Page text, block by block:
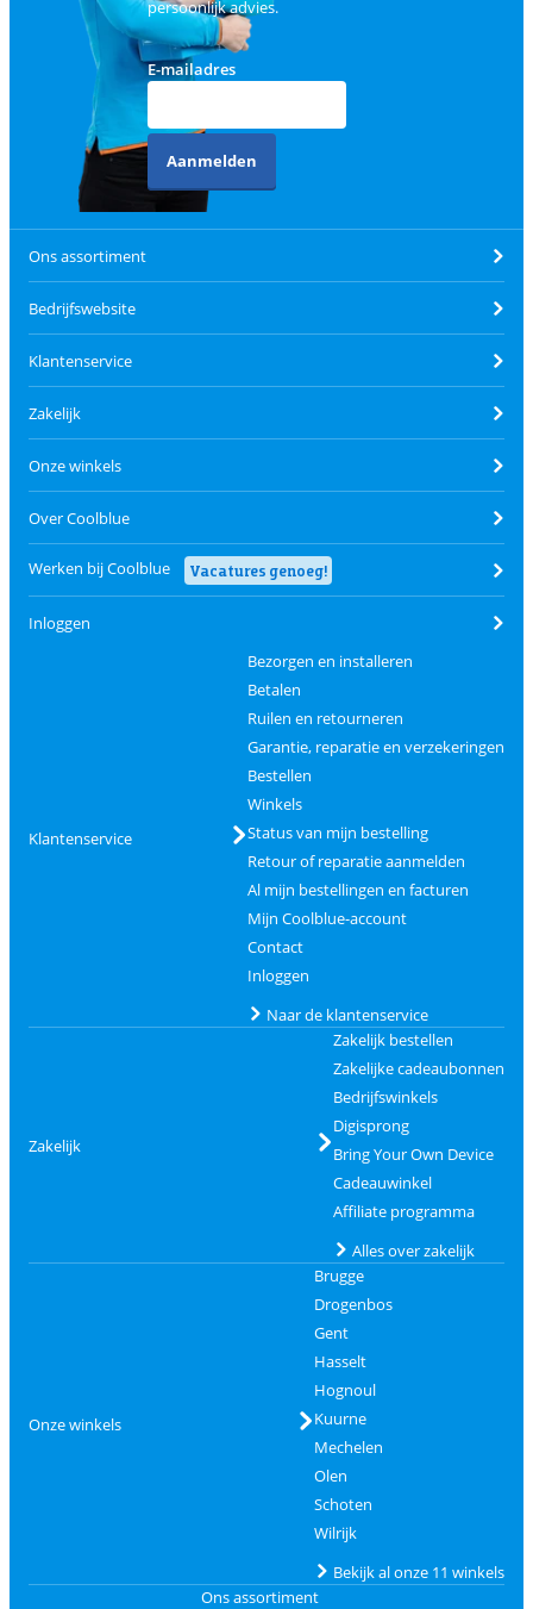
persoonlijk advies.
E-mailadres
Aanmelden
Ons assortiment
Bedrijfswebsite
Klantenservice
Zakelijk
Onze winkels
Over Coolblue
Werken bij Coolblue Vacatures genoeg!
Inloggen
Klantenservice
Bezorgen en installeren
Betalen
Ruilen en retourneren
Garantie, reparatie en verzekeringen
Bestellen
Winkels
Status van mijn bestelling
Retour of reparatie aanmelden
Al mijn bestellingen en facturen
Mijn Coolblue-account
Contact
Inloggen
Naar de klantenservice
Zakelijk
Zakelijk bestellen
Zakelijke cadeaubonnen
Bedrijfswinkels
Digisprong
Bring Your Own Device
Cadeauwinkel
Affiliate programma
Alles over zakelijk
Onze winkels
Brugge
Drogenbos
Gent
Hasselt
Hognoul
Kuurne
Mechelen
Olen
Schoten
Wilrijk
Bekijk al onze 11 winkels
Ons assortiment